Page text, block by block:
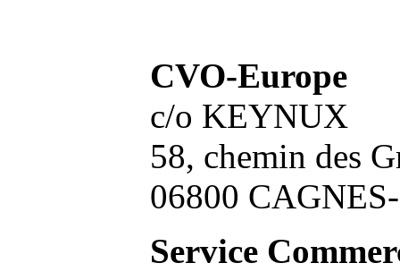
CVO-Europe
c/o KEYNUX
58, chemin des
06800
Service